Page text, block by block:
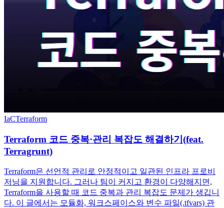
IaCTerraform
Terraform 코드 중복·관리 복잡도 해결하기(feat.
Terragrunt)
Terraform은 선언적 관리로 안정적이고 일관된 인프라 프로비
저닝을 지원합니다. 그러나 팀이 커지고 환경이 다양해지면,
Terraform을 사용할 때 코드 중복과 관리 복잡도 문제가 생깁니
다. 이 글에서는 모듈화, 워크스페이스와 변수 파일(.tfvars) 관